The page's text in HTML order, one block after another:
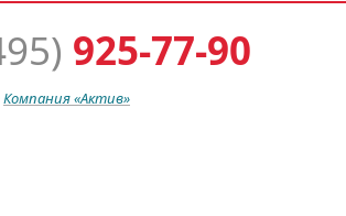
925-77-90
Компания«Актив»